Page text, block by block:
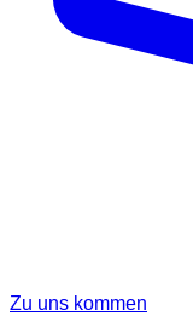
Zu uns kommen